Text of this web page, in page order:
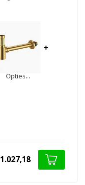
Opties...
+
1.027,18